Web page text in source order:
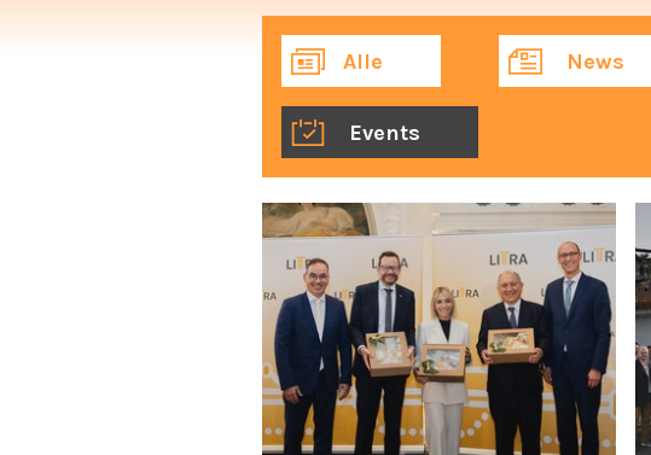
Alle News
Events